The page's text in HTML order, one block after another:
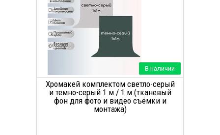
В наличии
Хромакей комплектом светло-серый
и темно-серый 1 м / 1 м (тканевый
фон для фото и видео съёмки и
монтажа)